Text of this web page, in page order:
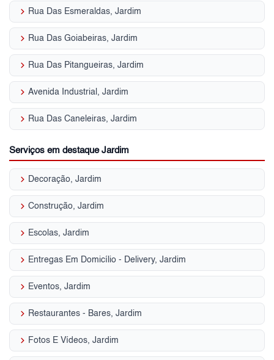
keyboard_arrow_right Rua Das Esmeraldas, Jardim
keyboard_arrow_right Rua Das Goiabeiras, Jardim
keyboard_arrow_right Rua Das Pitangueiras, Jardim
keyboard_arrow_right Avenida Industrial, Jardim
keyboard_arrow_right Rua Das Caneleiras, Jardim
Serviços em destaque Jardim
keyboard_arrow_right Decoração, Jardim
keyboard_arrow_right Construção, Jardim
keyboard_arrow_right Escolas, Jardim
keyboard_arrow_right Entregas Em Domicílio - Delivery, Jardim
keyboard_arrow_right Eventos, Jardim
keyboard_arrow_right Restaurantes - Bares, Jardim
keyboard_arrow_right Fotos E Vídeos, Jardim